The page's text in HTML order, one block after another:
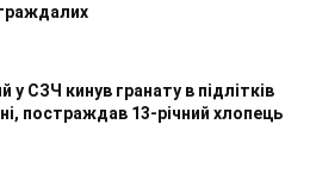
у СЗЧ кинув гранату в підлітків
постраждав 13-річний хлопець